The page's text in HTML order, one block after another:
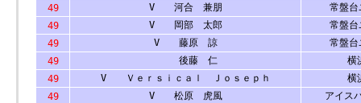
49
V 河合 兼朋
常盤台
49
V 岡部 太郎
常盤台
49
V 藤原 諒
常盤台
49
後藤 仁
横
49
V Ｖｅｒｓｉｃａｌ Ｊｏｓｅｐｈ
横
49
V 松原 虎風
アイス